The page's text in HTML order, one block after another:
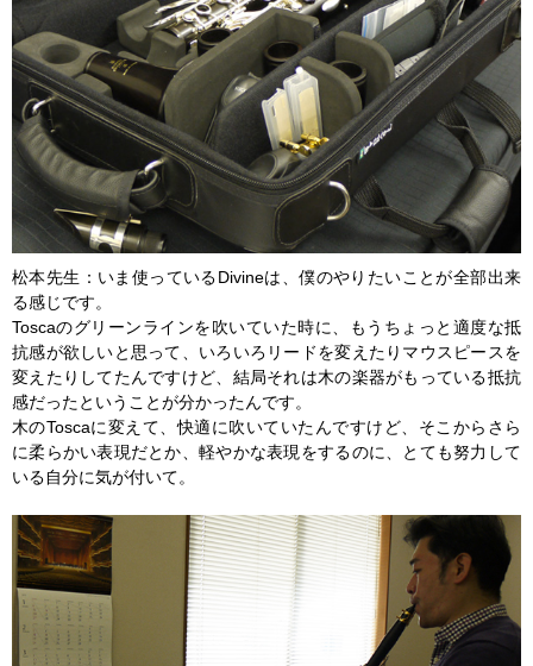
松本先生：いま使っているDivineは、僕のやりたいことが全部出来
る感じです。
Toscaのグリーンラインを吹いていた時に、もうちょっと適度な抵
抗感が欲しいと思って、いろいろリードを変えたりマウスピースを
変えたりしてたんですけど、結局それは木の楽器がもっている抵抗
感だったということが分かったんです。
木のToscaに変えて、快適に吹いていたんですけど、そこからさら
に柔らかい表現だとか、軽やかな表現をするのに、とても努力して
いる自分に気が付いて。